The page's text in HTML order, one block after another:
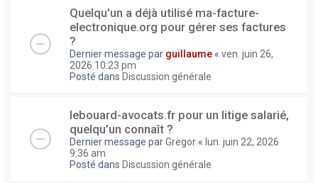
Quelqu'un a déjà utilisé ma-facture-
electronique.org pour gérer ses factures
?
Dernier message par guillaume « ven. juin 26,
2026 10:23 pm
Posté dans Discussion générale
lebouard-avocats.fr pour un litige salarié,
quelqu’un connaît ?
Dernier message parGregor « lun. juin 22, 2026
9:36 am
Posté dans Discussion générale